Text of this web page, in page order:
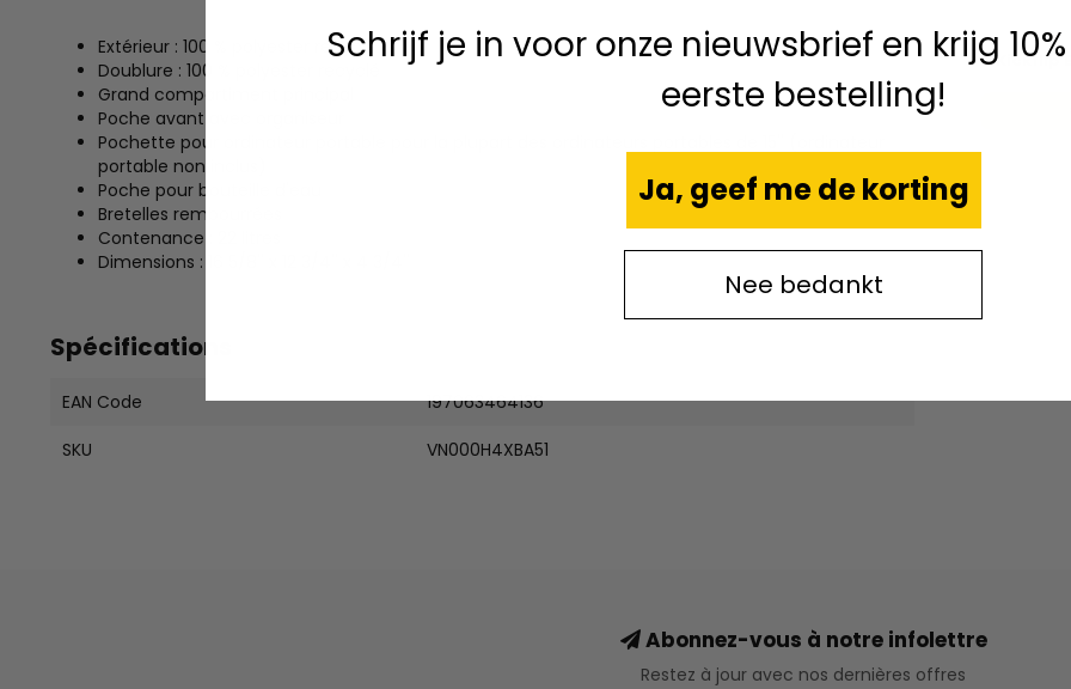
Extérieur : 100 % polyester recyclé
Doublure : 100 % polyester recyclé
Grand compartiment principal
Poche avant avec organiseur
Pochette pour ordinateur portable pour la plupart des ordinateurs portables de 15'' (ordinateur
portable non inclus)
Poche pour bouteille d'eau
Bretelles rembourrées
Contenance : 22 litres
Dimensions : 16 5/8'' x 12 3/4'' x 4 3/4''
Spécifications
EAN Code
197063464136
SKU
VN000H4XBA51
Kickflip
Abonnez-vous à notre infolettre
Restez à jour avec nos dernières offres
Schrijf je in voor onze nieuwsbrief en krijg
eerste bestelling!
Ja, geef me de korting
Nee bedankt